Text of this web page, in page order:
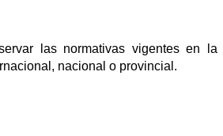
las normativas vigentes en la
nacional o provincial.